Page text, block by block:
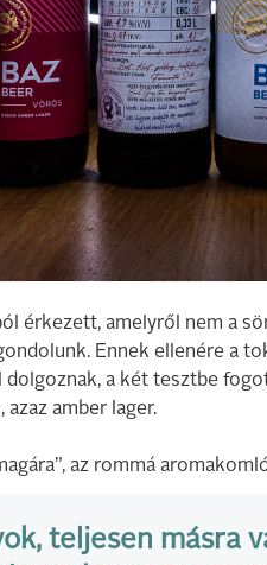
érkezett, amelyről nem a
Ennek ellenére a
dolgoznak, a két tesztbe
amber lager.
az rommá
teljesen másra